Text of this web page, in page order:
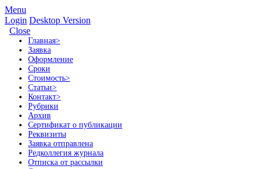
Menu
Login Desktop Version
Close
Главная>
Заявка
Оформление
Сроки
Стоимость>
Статьи>
Контакт>
Рубрики
Архив
Сертификат о публикации
Реквизиты
Заявка отправлена
Редколлегия журнала
Отписка от рассылки